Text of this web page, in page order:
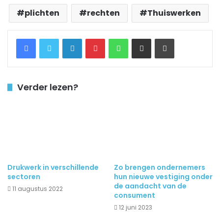
plichten rechten Thuiswerken
FacebookTwitter LinkedInPinterestWhatsApp
Delen via Email Printen
Verder lezen?
Drukwerk in verschillende
sectoren
11 augustus 2022
Zo brengen ondernemers
hun nieuwe vestiging onder
de aandacht van de
consument
12 juni 2023